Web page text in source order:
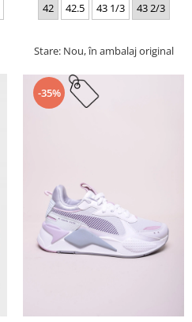
42 42.5 43 1/3 43 2/3
Stare: Nou, în ambalaj original
-35%